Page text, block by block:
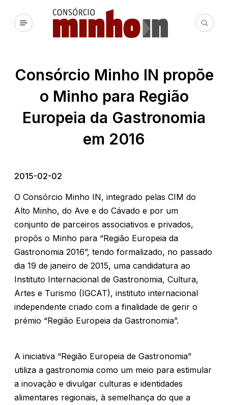
Consórcio Minho IN propõe
o Minho para Região
Europeia da Gastronomia
em 2016
2015-02-02
O Consórcio Minho IN, integrado pelas CIM do
Alto Minho, do Ave e do Cávado e por um
conjunto de parceiros associativos e privados,
propôs o Minho para “Região Europeia da
Gastronomia 2016”, tendo formalizado, no passado
dia 19 de janeiro de 2015, uma candidatura ao
Instituto Internacional de Gastronomia, Cultura,
Artes e Turismo (IGCAT), instituto internacional
independente criado com a finalidade de gerir o
prémio “Região Europeia da Gastronomia”.
A iniciativa “Região Europeia de Gastronomia”
utiliza a gastronomia como um meio para estimular
a inovação e divulgar culturas e identidades
alimentares regionais, à semelhança do que a